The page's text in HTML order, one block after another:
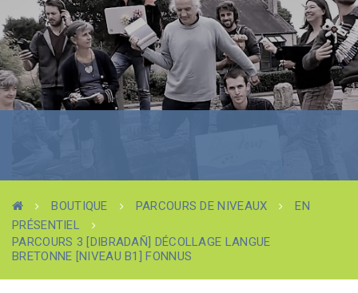
BOUTIQUE PARCOURS DE NIVEAUX
EN
PRÉSENTIEL
PARCOURS 3 [DIBRADAÑ] DÉCOLLAGE LANGUE
BRETONNE [NIVEAU B1] FONNUS